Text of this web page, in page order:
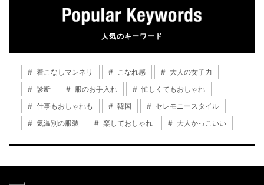
人気のキーワード
着こなしマンネリ こなれ感
大人の女子力
診断
服のお手入れ
忙しくてもおしゃれ
仕事もおしゃれも
韓国
セレモニースタイル
気温別の服装
楽しておしゃれ 大人かっこいい